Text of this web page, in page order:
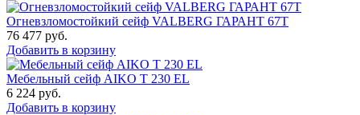
Огневзломостойкий сейф VALBERG ГАРАНТ 67T
76 477 руб.
Добавить в корзину
Мебельный сейф AIKO T 230 EL
6 224 руб.
Добавить в корзину